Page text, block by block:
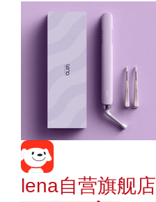
lena自营旗舰店